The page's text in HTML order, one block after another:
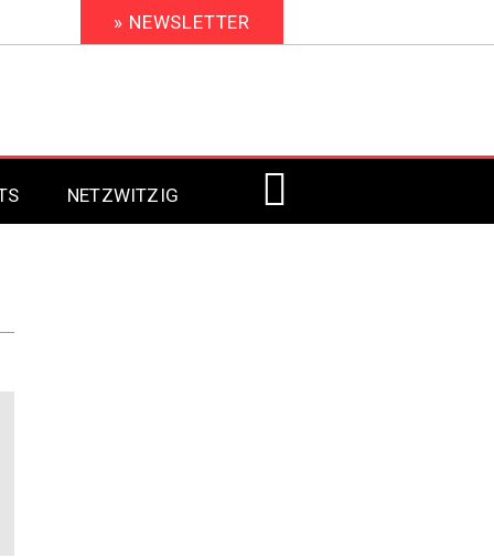
» NEWSLETTER
Signage 2021
Signage 2020
Signage 2019
NETZWITZIG